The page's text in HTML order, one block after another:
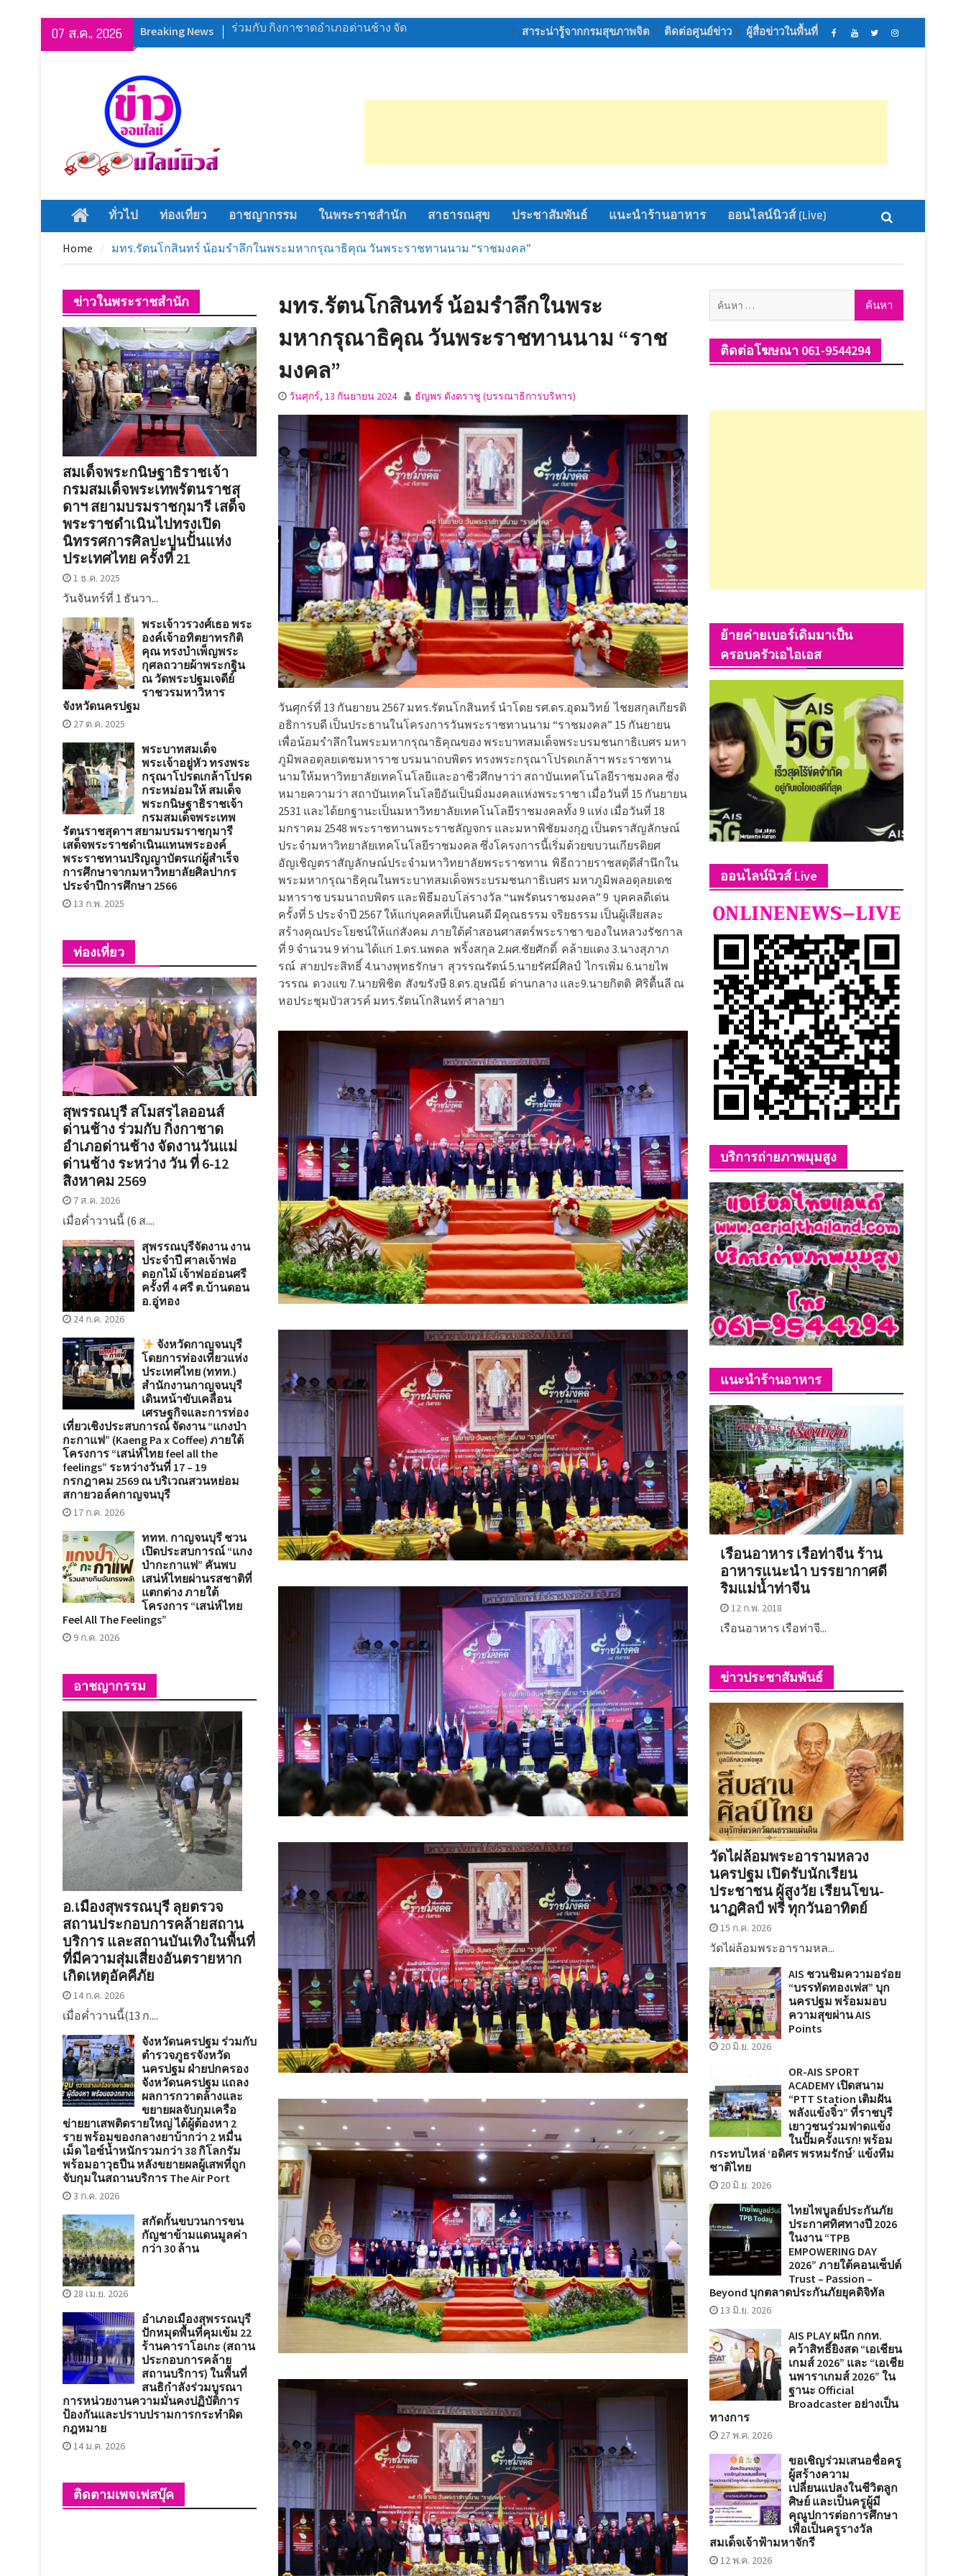
Skip
07 ส.ค., 2026 Breaking News
หลวงพี่น้ำฝน ทำพิธีสงฆ์ ปักหมุดศูนย์ฝึก
มวยไทย เรือนจำจังกวัดอ่างทอง สม
สุพรรณบุรี จัดยิ่งใหญ่ พิธีเปิดการ
สุพรรณบุรี สโมสรไลออนส์ด่านช้าง
ร่วมกับ กิ่งกาชาดอำเภอด่านช้าง จัด
งานวันแม่ด่านช้าง ระหว่าง วัน ที่ 6-12
สิงหาคม 2569
สาระน่ารู้จากกรมสุขภาพจิต ติดต่อศูนย์ข่าว ผู้สื่อข่าวในพื้นที่
Homeทั่วไป ท่องเที่ยว อาชญากรรม ในพระราชสำนัก สาธารณสุข ประชาสัมพันธ์ แนะนำร้านอาหาร ออนไลน์นิวส์ (Live)
Home มทร.รัตนโกสินทร์ น้อมรำลึกในพระมหากรุณาธิคุณ วันพระราชทานนาม “ราชมงคล”
มทร.รัตนโกสินทร์ น้อมรำลึกในพระ
มหากรุณาธิคุณ วันพระราชทานนาม “ราช
มงคล”
วันศุกร์, 13 กันยายน 2024 ธัญพร ดังตราชู (บรรณาธิการบริหาร)
วันศุกร์ที่ 13 กันยายน 2567 มทร.รัตนโกสินทร์ นำโดย รศ.ดร.อุดมวิทย์ ไชยสกุลเกียรติ
อธิการบดี เป็นประธานในโครงการวันพระราชทานนาม “ราชมงคล” 15 กันยายน
เพื่อน้อมรำลึกในพระมหากรุณาธิคุณของ พระบาทสมเด็จพระบรมชนกาธิเบศร มหา
ภูมิพลอดุลยเดชมหาราช บรมนาถบพิตร ทรงพระกรุณาโปรดเกล้าฯ พระราชทาน
นามให้มหาวิทยาลัยเทคโนโลยีและอาชีวศึกษาว่า สถาบันเทคโนโลยีราชมงคล ซึ่ง
หมายความว่า สถาบันเทคโนโลยีอันเป็นมิ่งมงคลแห่งพระราชา เมื่อวันที่ 15 กันยายน
2531 และได้ยกฐานะเป็นมหาวิทยาลัยเทคโนโลยีราชมงคลทั้ง 9 แห่ง เมื่อวันที่ 18
มกราคม 2548 พระราชทานพระราชลัญจกร และมหาพิชัยมงกุฎ เป็นตราสัญลักษณ์
ประจำมหาวิทยาลัยเทคโนโลยีราชมงคล ซึ่งโครงการนี้เริ่มด้วยขบวนเกียรติยศ
อัญเชิญตราสัญลักษณ์ประจำมหาวิทยาลัยพระราชทาน พิธีถวายราชสดุดีสำนึกใน
พระมหากรุณาธิคุณในพระบาทสมเด็จพระบรมชนกาธิเบศร มหาภูมิพลอดุลยเดช
มหาราช บรมนาถบพิตร และพิธีมอบโล่รางวัล “นพรัตนราชมงคล” 9 บุคคลดีเด่น
ครั้งที่ 5 ประจำปี 2567 ให้แก่บุคคลที่เป็นคนดี มีคุณธรรม จริยธรรม เป็นผู้เสียสละ
สร้างคุณประโยชน์ให้แก่สังคม ภายใต้คำสอนศาสตร์พระราชา ของในหลวงรัชกาล
ที่ 9 จำนวน 9 ท่าน ได้แก่ 1.ดร.นพดล พริ้งสกุล 2.ผศ.ชัยศักดิ์ คล้ายแดง 3.นางสุภาภ
รณ์ สายประสิทธิ์ 4.นางพุทธรักษา สุวรรณรัตน์ 5.นายรัศมิ์ศิลป์ ไกรเพิ่ม 6.นายไพ
วรรณ ดวงแข 7.นายพิชิต สังฆรังษี 8.ดร.อุษณีย์ ด่านกลาง และ9.นายกิตติ ศิริตื้นลี ณ
หอประชุมบัวสวรค์ มทร.รัตนโกสินทร์ ศาลายา
ค้นหา
ติดต่อโฆษณา 061-9544294
ย้ายค่ายเบอร์เดิมมาเป็น
ครอบครัวเอไอเอส
ออนไลน์นิวส์ Live
บริการถ่ายภาพมุมสูง
แนะนำร้านอาหาร
เรือนอาหาร เรือท่าจีน ร้าน
อาหารแนะนำ บรรยากาศดี
ริมแม่น้ำท่าจีน
12 ก.พ. 2018
เรือนอาหาร เรือท่าจี...
ข่าวประชาสัมพันธ์
วัดไผ่ล้อมพระอารามหลวง
นครปฐม เปิดรับนักเรียน
ประชาชน ผู้สูงวัย เรียนโขน-
นาฏศิลป์ ฟรี ทุกวันอาทิตย์
15 ก.ค. 2026
วัดไผ่ล้อมพระอารามหล...
AIS ชวนชิมความอร่อย
“บรรทัดทองเฟส” บุก
นครปฐม พร้อมมอบ
ความสุขผ่าน AIS
Points
20 มิ.ย. 2026
OR-AIS SPORT
ACADEMY เปิดสนาม
“PTT Station เติมฝัน
พลังแข้งจิ๋ว” ที่ราชบุรี
เยาวชนร่วมฟาดแข้ง
ในปั๊มครั้งแรก! พร้อม
กระทบไหล่ ‘อดิศร พรหมรักษ์’ แข้งทีม
ชาติไทย
20 มิ.ย. 2026
ไทยไพบูลย์ประกันภัย
ประกาศทิศทางปี 2026
ในงาน “TPB
EMPOWERING DAY
2026” ภายใต้คอนเซ็ปต์
Trust – Passion –
Beyond บุกตลาดประกันภัยยุคดิจิทัล
13 มิ.ย. 2026
AIS PLAY ผนึก กกท.
คว้าสิทธิ์ยิงสด “เอเชียน
เกมส์ 2026” และ “เอเชีย
นพาราเกมส์ 2026” ใน
ฐานะ Official
Broadcaster อย่างเป็น
ทางการ
27 พ.ค. 2026
ขอเชิญร่วมเสนอชื่อครู
ผู้สร้างความ
เปลี่ยนแปลงในชีวิตลูก
ศิษย์ และเป็นครูผู้มี
คุณูปการต่อการศึกษา
เพื่อเป็นครูรางวัล
สมเด็จเจ้าฟ้ามหาจักรี
12 พ.ค. 2026
ข่าวในพระราชสำนัก
สมเด็จพระกนิษฐาธิราชเจ้า
กรมสมเด็จพระเทพรัตนราชสุ
ดาฯ สยามบรมราชกุมารี เสด็จ
พระราชดำเนินไปทรงเปิด
นิทรรศการศิลปะปูนปั้นแห่ง
ประเทศไทย ครั้งที่ 21
1 ธ.ค. 2025
วันจันทร์ที่ 1 ธันวา...
พระเจ้าวรวงศ์เธอ พระ
องค์เจ้าอทิตยาทรกิติ
คุณ ทรงบำเพ็ญพระ
กุศลถวายผ้าพระกฐิน
ณ วัดพระปฐมเจดีย์
ราชวรมหาวิหาร
จังหวัดนครปฐม
27 ต.ค. 2025
พระบาทสมเด็จ
พระเจ้าอยู่หัว ทรงพระ
กรุณาโปรดเกล้าโปรด
กระหม่อมให้ สมเด็จ
พระกนิษฐาธิราชเจ้า
กรมสมเด็จพระเทพ
รัตนราชสุดาฯ สยามบรมราชกุมารี
เสด็จพระราชดำเนินแทนพระองค์
พระราชทานปริญญาบัตรแก่ผู้สำเร็จ
การศึกษาจากมหาวิทยาลัยศิลปากร
ประจำปีการศึกษา 2566
13 ก.พ. 2025
ท่องเที่ยว
สุพรรณบุรี สโมสรไลออนส์
ด่านช้าง ร่วมกับ กิ่งกาชาด
อำเภอด่านช้าง จัดงานวันแม่
ด่านช้าง ระหว่าง วัน ที่ 6-12
สิงหาคม 2569
7 ส.ค. 2026
เมื่อค่ำวานนี้ (6 ส....
สุพรรณบุรีจัดงาน งาน
ประจำปี ศาลเจ้าพ่อ
ดอกไม้ เจ้าพ่ออ่อนศรี
ครั้งที่ 4 ศรี ต.บ้านดอน
อ.อู่ทอง
24 ก.ค. 2026
จังหวัดกาญจนบุรี
โดยการท่องเที่ยวแห่ง
ประเทศไทย (ททท.)
สำนักงานกาญจนบุรี
เดินหน้าขับเคลื่อน
เศรษฐกิจและการท่อง
เที่ยวเชิงประสบการณ์ จัดงาน “แกงป่า
กะกาแฟ” (Kaeng Pa x Coffee) ภายใต้
โครงการ “เสน่ห์ไทย feel all the
feelings” ระหว่างวันที่ 17 – 19
กรกฎาคม 2569 ณ บริเวณสวนหย่อม
สกายวอล์คกาญจนบุรี
17 ก.ค. 2026
ททท. กาญจนบุรี ชวน
เปิดประสบการณ์ “แกง
ป่ากะกาแฟ” คันพบ
เสน่ห์ไทยผ่านรสชาติที่
แตกต่าง ภายใต้
โครงการ “เสน่ห์ไทย
Feel All The Feelings”
9 ก.ค. 2026
อาชญากรรม
อ.เมืองสุพรรณบุรี ลุยตรวจ
สถานประกอบการคล้ายสถาน
บริการ และสถานบันเทิงในพื้นที่
ที่มีความสุ่มเสี่ยงอันตรายหาก
เกิดเหตุอัคคีภัย
14 ก.ค. 2026
เมื่อค่ำวานนี้(13 ก....
จังหวัดนครปฐม ร่วมกับ
ตำรวจภูธรจังหวัด
นครปฐม ฝ่ายปกครอง
จังหวัดนครปฐม แถลง
ผลการกวาดล้างและ
ขยายผลจับกุมเครือ
ข่ายยาเสพติดรายใหญ่ ได้ผู้ต้องหา 2
ราย พร้อมของกลางยาบ้ากว่า 2 หมื่น
เม็ด ไอซ์น้ำหนักรวมกว่า 38 กิโลกรัม
พร้อมอาวุธปืน หลังขยายผลผู้เสพที่ถูก
จับกุมในสถานบริการ The Air Port
3 ก.ค. 2026
สกัดกั้นขบวนการขน
กัญชาข้ามแดนมูลค่า
กว่า 30 ล้าน
28 เม.ย. 2026
อำเภอเมืองสุพรรณบุรี
ปักหมุดพื้นที่คุมเข้ม 22
ร้านคาราโอเกะ (สถาน
ประกอบการคล้าย
สถานบริการ) ในพื้นที่
สนธิกำลังร่วมบูรณา
การหน่วยงานความมั่นคงปฏิบัติการ
ป้องกันและปราบปรามการกระทำผิด
กฎหมาย
14 ม.ค. 2026
ติดตามเพจเฟสบุ๊ค